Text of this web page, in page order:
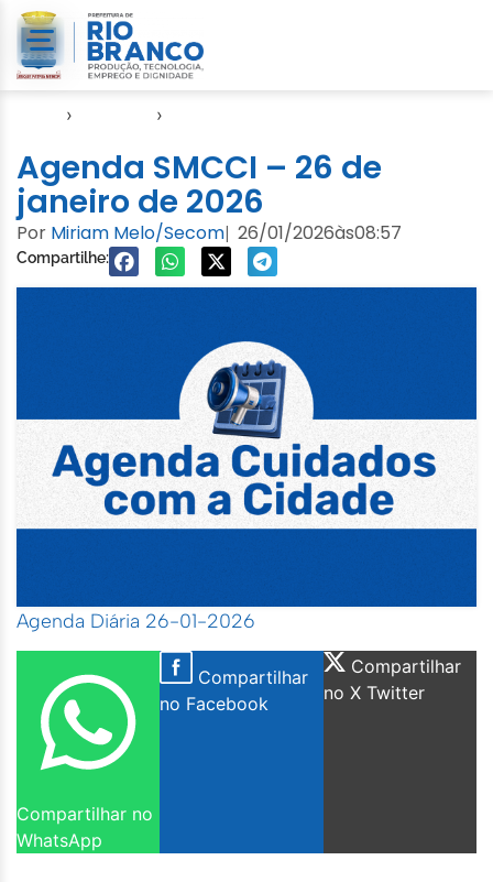
› ›
Agenda SMCCI – 26 de
janeiro de 2026
Por Miriam Melo/Secom| 26/01/2026às08:57
Compartilhe:
Agenda Diária 26-01-2026
Compartilhar no
WhatsApp
Compartilhar
no Facebook
Compartilhar
no X Twitter